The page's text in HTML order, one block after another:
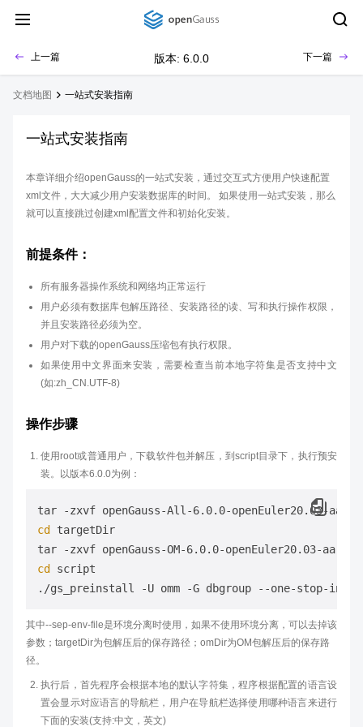
上一篇 版本: 6.0.0 下一篇
文档地图 一站式安装指南
一站式安装指南
本章详细介绍openGauss的一站式安装，通过交互式方便用户快速配置
xml文件，大大减少用户安装数据库的时间。 如果使用一站式安装，那么
就可以直接跳过创建xml配置文件和初始化安装。
前提条件：
所有服务器操作系统和网络均正常运行
用户必须有数据库包解压路径、安装路径的读、写和执行操作权限，
并且安装路径必须为空。
用户对下载的openGauss压缩包有执行权限。
如果使用中文界面来安装，需要检查当前本地字符集是否支持中文
(如:zh_CN.UTF-8)
操作步骤
使用root或普通用户，下载软件包并解压，到script目录下，执行预安
装。以版本6.0.0为例：
cd targetDir
cd script
其中--sep-env-file是环境分离时使用，如果不使用环境分离，可以去掉该
参数；targetDir为包解压后的保存路径；omDir为OM包解压后的保存路
径。
执行后，首先程序会根据本地的默认字符集，程序根据配置的语言设
置会显示对应语言的导航栏，用户在导航栏选择使用哪种语言来进行
下面的安装(支持:中文，英文)